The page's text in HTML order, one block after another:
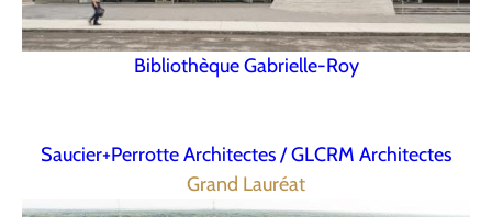
Bibliothèque Gabrielle-Roy
Saucier+Perrotte Architectes / GLCRM Architectes
Grand Lauréat